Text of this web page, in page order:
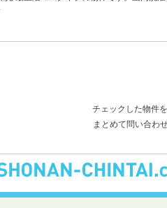
チェックした物件
まとめて問い合わ